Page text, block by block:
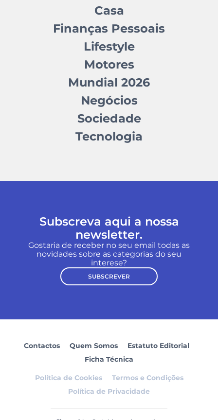
Casa
Finanças Pessoais
Lifestyle
Motores
Mundial 2026
Negócios
Sociedade
Tecnologia
Subscreva aqui a nossa
newsletter.
Gostaria de receber no seu email todas as
novidades sobre as categorias do seu
interese?
SUBSCREVER
Contactos Quem Somos
Estatuto Editorial
Ficha Técnica
Política de Cookies
Termos e Condições
Política de Privacidade